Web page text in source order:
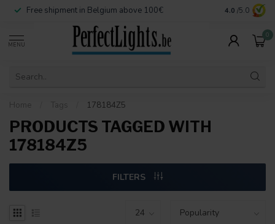
Free shipment in Belgium above 100€ Secure
4.0 /5.0
MENU
0
Home Tags 178184Z5
PRODUCTS TAGGED WITH
178184Z5
FILTERS